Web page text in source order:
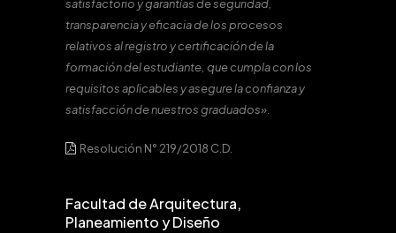
satisfactorio y garantías de seguridad,
transparencia y eficacia de los procesos
relativos al registro y certificación de la
formación del estudiante, que cumpla con los
requisitos aplicables y asegure la confianza y
satisfacción de nuestros graduados».
Resolución N° 219/2018 C.D.
Facultad de Arquitectura,
Planeamiento y Diseño